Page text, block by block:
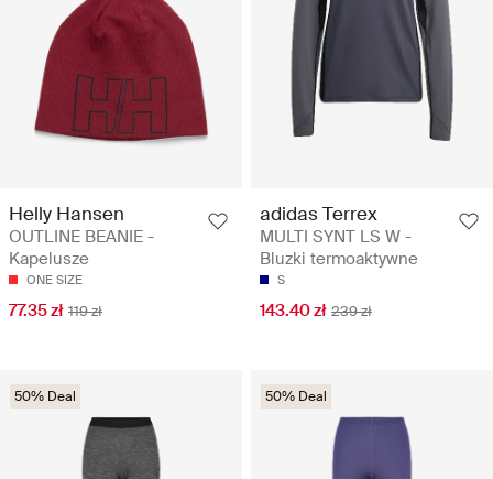
Helly Hansen
OUTLINE BEANIE -
Kapelusze
ONE SIZE
77.35 zł 119 zł
adidas Terrex
MULTI SYNT LS W -
Bluzki termoaktywne
S
143.40 zł 239 zł
50% Deal 50% Deal